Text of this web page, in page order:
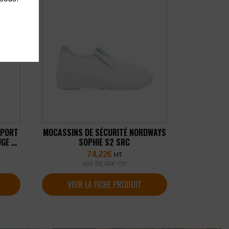
10
MOCASSINS DE SÉCURITÉ NORDWAYS
SOPHIE S2 SRC
74,22€ HT
soit 89,06€ TTC
VOIR LA FICHE PRODUIT